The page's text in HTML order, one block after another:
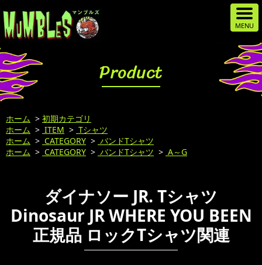
Product
ホーム > 初期カテゴリ
ホーム > ITEM > Tシャツ
ホーム > CATEGORY > バンドTシャツ
ホーム > CATEGORY > バンドTシャツ > A～G
ダイナソー JR. Tシャツ
Dinosaur JR WHERE YOU BEEN
正規品 ロックTシャツ関連